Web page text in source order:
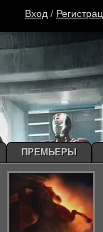
Вход /
ПРЕМЬЕРЫ